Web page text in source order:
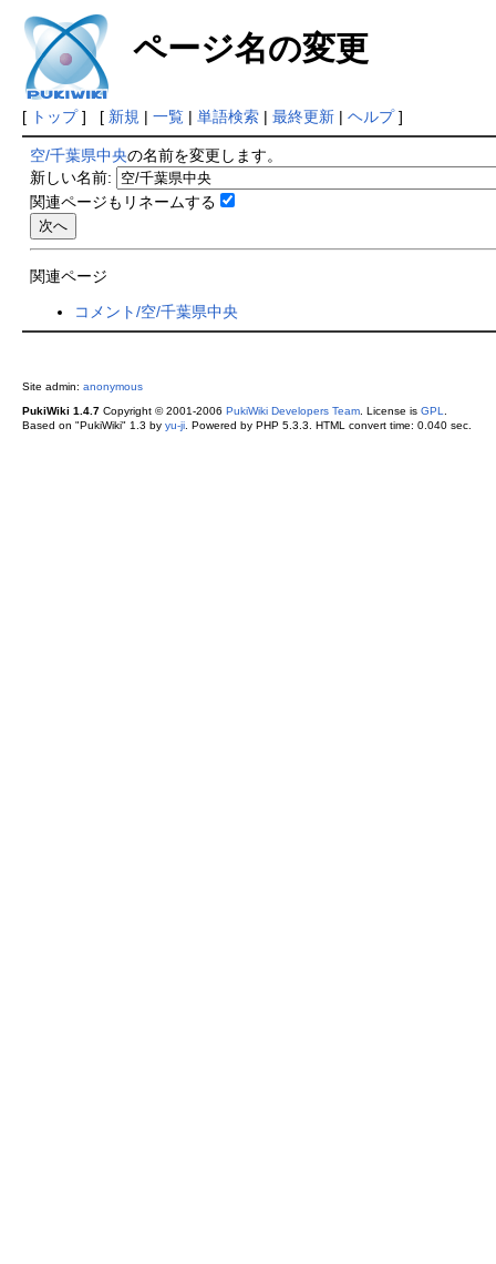
ページ名の変更
[ トップ] [ 新規 | 一覧| 単語検索| 最終更新| ヘルプ]
空/千葉県中央の名前を変更します。
新しい名前:
関連ページもリネームする
関連ページ
コメント/空/千葉県中央
Site admin: anonymous
PukiWiki 1.4.7Copyright © 2001-2006 PukiWiki Developers Team. License is GPL
Based on "PukiWiki" 1.3 by yu-ji. Powered by PHP 5.3.3. HTML convert time: 0.040 sec.